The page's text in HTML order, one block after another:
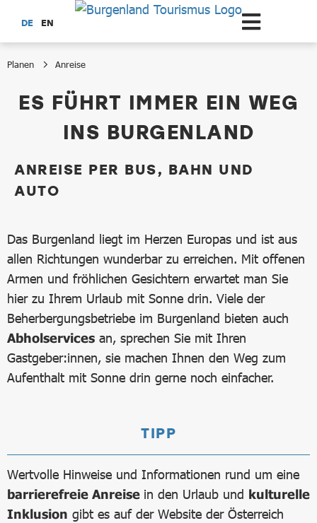
Zum Hauptinhalt springen
DE EN
Planen Anreise
AnreiseES FÜHRT IMMER EIN WEG
INS BURGENLAND
ANREISE PER BUS, BAHN UND
AUTO
Das Burgenland liegt im Herzen Europas und ist aus
allen Richtungen wunderbar zu erreichen. Mit offenen
Armen und fröhlichen Gesichtern erwartet man Sie
hier zu Ihrem Urlaub mit Sonne drin. Viele der
Beherbergungsbetriebe im Burgenland bieten auch
Abholservices an, sprechen Sie mit Ihren
Gastgeber:innen, sie machen Ihnen den Weg zum
Aufenthalt mit Sonne drin gerne noch einfacher.
TIPP
Wertvolle Hinweise und Informationen rund um eine
barrierefreie Anreise in den Urlaub und kulturelle
Inklusion gibt es auf der Website der Österreich